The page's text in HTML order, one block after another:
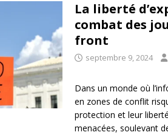
La liberté
combat des
front
septembre 9, 2024
Dans un monde où
en zones de conflit
protection et leur
menacées, soulevant